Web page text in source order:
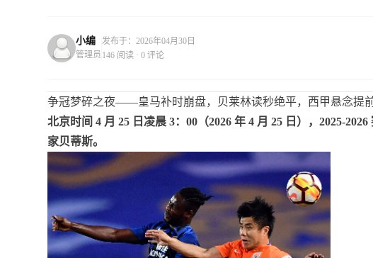
小编
管理员
发布于：2026年04月30日
146 阅读 · 0 评论
争冠梦碎之夜——皇马补时崩盘，贝莱林读秒绝平，西甲悬念提
北京时间 4 月 25 日凌晨 3：00（2026 年 4 月 25 日），2025-
家贝蒂斯。